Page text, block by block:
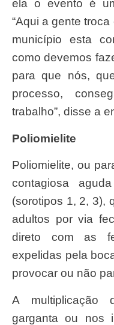
ela o evento é
“Aqui a gente
município esta
como devemos
para que nós,
processo,
trabalho”, disse a
Poliomielite
Poliomielite, ou paralisia infantil, é uma doença
contagiosa
(sorotipos 1, 2, 3),
adultos por via
direto com as
expelidas pela
provocar ou não
A multiplicação desse vírus começa na
garganta ou nos